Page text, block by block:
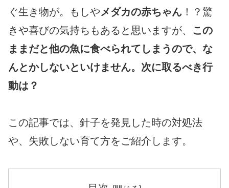
ぐ生き物が。もしやメダカの赤ちゃん ！？驚
きや喜びの気持ちもあると思いますが、 この
ままだと他の魚に食べられてしまうので、な
んとかしないといけません。次に取るべき行
動は？
この記事では、針子を発見した時の対処法
や、失敗しない育て方をご紹介します。